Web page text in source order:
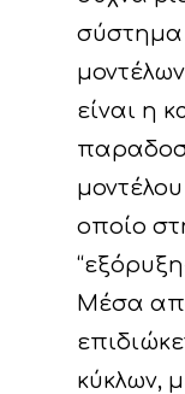
σύστημα
είναι η
οποίο
Μέσα από
κύκλων,